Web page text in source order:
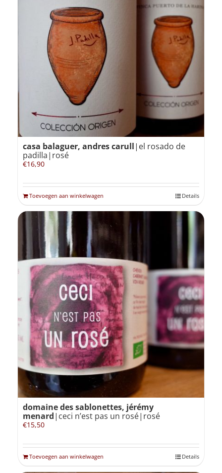
casa balaguer, andres carull|el rosado de
padilla|rosé
€16,90
Toevoegen aan winkelwagen Details
domaine des sablonettes, jérémy
menard|ceci n’est pas un rosé|rosé
€15,50
Toevoegen aan winkelwagen Details